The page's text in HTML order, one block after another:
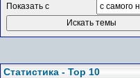
Показать с
Статистика - Top 10